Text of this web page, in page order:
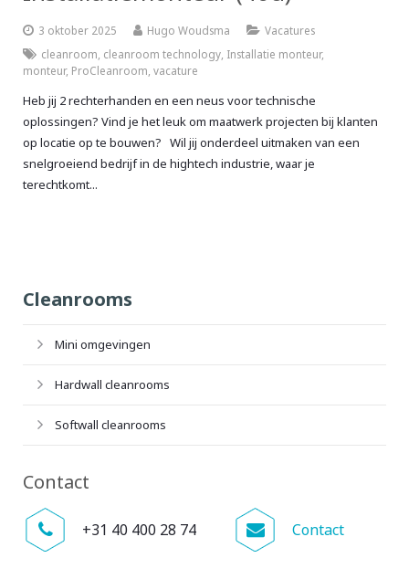
3 oktober 2025 Hugo Woudsma
Vacatures
cleanroom cleanroom technology Installatie monteur,
monteur, ProCleanroom vacature
Heb jij 2 rechterhanden en een neus voor technische
oplossingen? Vind je het leuk om maatwerk projecten bij klanten
op locatie op te bouwen? Wil jij onderdeel uitmaken van een
snelgroeiend bedrijf in de hightech industrie, waar je
terechtkomt...
Cleanrooms
Mini omgevingen
Hardwall cleanrooms
Softwall cleanrooms
Contact
+31 40 400 28 74 Contact